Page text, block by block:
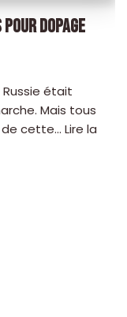
DOPAGE
était
Mais tous
de cette… Lire la